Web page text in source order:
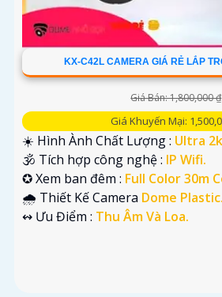
KX-C42L CAMERA GIÁ RẺ LẮP
Giá Bán: 1,800,000 ₫
Giá Khuyến Mại:
☀️ Hình Ành Chất Lượng : Ultra
🕉️ Tích hợp công nghệ : IP Wifi.
✪ Xem ban đêm : Full Color 30m
🌧️ Thiết Kế Camera Dome Plastic.
️↭ Ưu Điểm : Thu Âm Và Loa.